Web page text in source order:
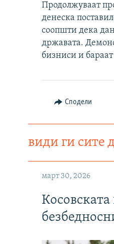
навигација
пребарување
ШТО ТРЕБА ДА ЗНАЕТЕ
ПРИЈАВИ СЕ ЗА ЊУЗЛЕТЕР
ПОДКАСТ ЗОШТО?
Продолжуваат
денеска
соопшти дека
државата.
бизниси и
Сподели
види ги сите
март 30, 2026